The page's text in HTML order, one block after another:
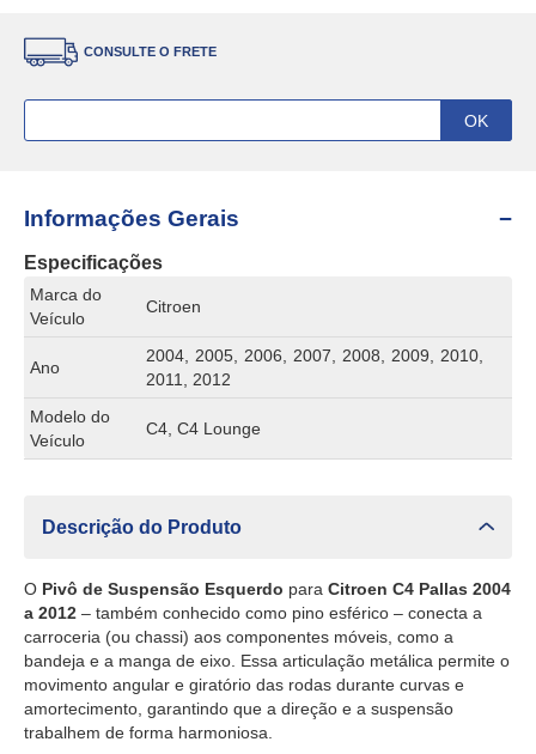
CONSULTE O FRETE
Informações Gerais
Especificações
Marca do
Veículo
Citroen
Ano
2004, 2005, 2006, 2007, 2008, 2009, 2010,
2011, 2012
Modelo do
Veículo
C4, C4 Lounge
Descrição do Produto
O Pivô de Suspensão Esquerdo para Citroen C4 Pallas 2004
a 2012 – também conhecido como pino esférico – conecta a
carroceria (ou chassi) aos componentes móveis, como a
bandeja e a manga de eixo. Essa articulação metálica permite o
movimento angular e giratório das rodas durante curvas e
amortecimento, garantindo que a direção e a suspensão
trabalhem de forma harmoniosa.